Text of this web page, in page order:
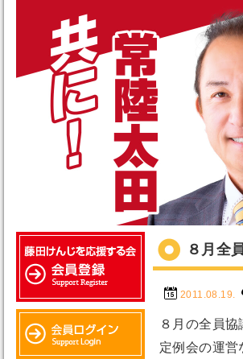
８月全
2011.08.19.
８月の全員
定例会の運